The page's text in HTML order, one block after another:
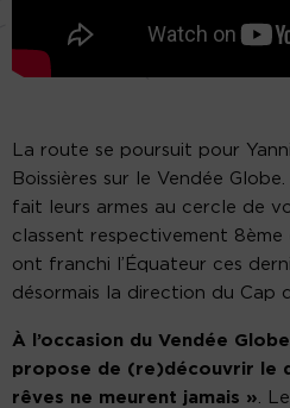
La route se poursuit pour
Boissières sur le Vendée
fait leurs armes au cercle de
classent respectivement 8ème
ont franchi l’Équateur ces
désormais la direction du Cap
À l’occasion du Vendée
propose de (re)découvrir le
rêves ne meurent jamais » .